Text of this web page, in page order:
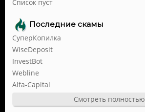
Список пуст
Последние скамы
СуперКопилка
WiseDeposit
InvestBot
Webline
Alfa-Capital
Смотреть полностью